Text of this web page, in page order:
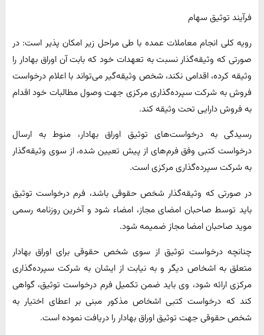
فرآیند توثیق سهام
رویه کلی انجام معاملات عمده با طی مراحل زیر امکان پذیر است: در
صورتی که وثیقه‌گذار نسبت به تعهدات خود که بابت آن اوراق بهادار را
وثیقه کرده، اقدامی نکند، شخص وثیقه‌گیر می‌تواند با اعلام درخواست
فروش به شرکت سپرده‌گذاری مرکزی جهت وصول مطالبات خود اقدام
به فروش دارایی تحت وثیقه کند.
رسیدگی به درخواست‌های توثیق اوراق بهادار، منوط به ارسال
درخواست کتبی وفق فرم‌های از پیش تعیین شده، از سوی وثیقه‌گذار
به شرکت سپرده‌گذاری مرکزی است.
در صورتی که وثیقه‌گذار شخص حقوقی باشد، فرم درخواست توثیق
باید توسط صاحبان امضای مجاز، امضاء شود و آخرین روزنامه رسمی
موید صاحبان امضا مجاز ضمیمه شود.
چنانچه درخواست توثیق از سوی شخص حقوقی برای اوراق بهادار
متعلق به اشخاص دیگر و به نیابت از ایشان به شرکت سپرده‌گذاری
مرکزی ارائه شود، وی باید ضمن تکمیل فرم‌ درخواست توثیق، گواهی
کند که درخواست کتبی اشخاص مذکور مبنی بر اعطای اختیار به
شخص حقوقی جهت توثیق اوراق بهادار را دریافت نموده است.